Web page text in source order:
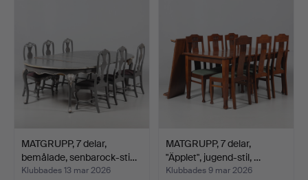
MATGRUPP, 7 delar,
bemålade, senbarock-sti…
Klubbades 13 mar 2026
MATGRUPP, 7 delar,
"Äpplet", jugend-stil, …
Klubbades 9 mar 2026